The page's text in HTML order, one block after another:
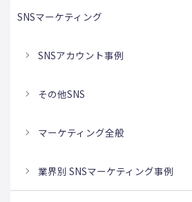
SNSマーケティング
SNSアカウント事例
その他SNS
マーケティング全般
業界別 SNSマーケティング事例